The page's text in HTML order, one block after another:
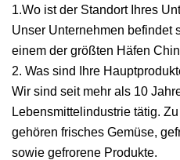
1.Wo ist der Standort Ihres
Unser Unternehmen befindet
einem der größten Häfen
2. Was sind Ihre
Wir sind seit mehr als 10
Lebensmittelindustrie tätig.
gehören frisches Gemüse,
sowie gefrorene Produkte.